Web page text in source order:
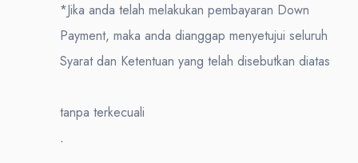
*Jika anda telah melakukan pembayaran Down
Payment, maka anda dianggap menyetujui seluruh
Syarat dan Ketentuan yang telah disebutkan diatas
tanpa terkecuali
.